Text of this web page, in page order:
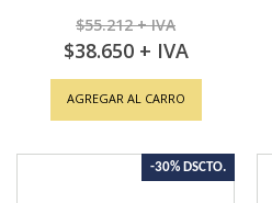
$55.212
Special
Price
$38.650
AGREGAR AL CARRO
-30% DSCTO.